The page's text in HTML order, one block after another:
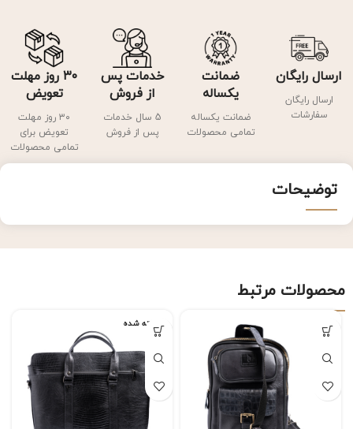
ارسال رایگان
ارسال رایگان
سفارشات
ضمانت
یکساله
ضمانت یکساله
تمامی محصولات
خدمات پس
از فروش
5 سال خدمات
پس از فروش
۳۰ روز مهلت
تعویض
۳۰ روز مهلت
تعویض برای
تمامی محصولات
توضیحات
محصولات مرتبط
فروخته شده